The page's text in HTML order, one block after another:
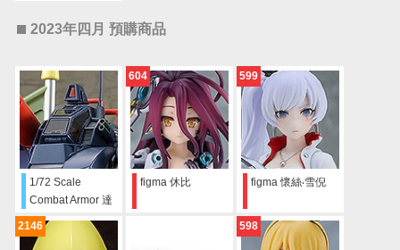
2023年四月 預購商品
1/72 Scale
Combat Armor 達
格拉姆 Hang
Glider裝置型態
figma 休比
604
figma 懷絲‧雪倪
599
2146 598